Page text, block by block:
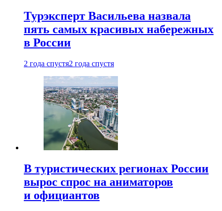
Турэксперт Васильева назвала
пять самых красивых набережных
в России
2 года спустя2 года спустя
В туристических регионах России
вырос спрос на аниматоров
и официантов